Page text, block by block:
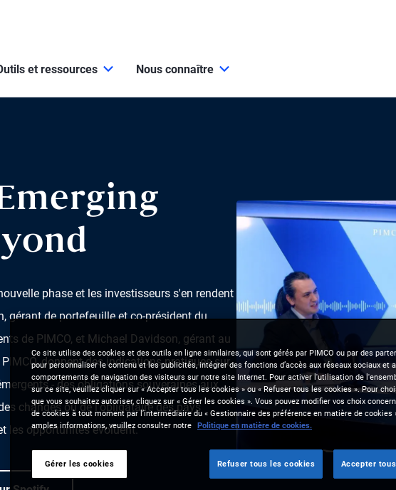
et ressources Nous connaître
phase et les investisseurs s'en rendent
gérant de portefeuille et co-président du
de PIMCO, et Michael Davidson, gérant au
donnent des indications pratiques sur
- des obligations souveraines aux
changes ou de l'obligataire des pays
les opportunités évoluent.
Ce site utilise des cookies et des outils en ligne similaires, qui sont gérés par PIMCO ou par des
pour personnaliser le contenu et les publicités, intégrer des fonctions d’accès aux réseaux sociaux et
comportements de navigation des visiteurs sur notre site Internet. Pour activer l'utilisation de
sur ce site, veuillez cliquer sur « Accepter tous les cookies » ou « Refuser tous les cookies ». Pour
que vous souhaitez autoriser, cliquez sur « Gérer les cookies ». Vous pouvez modifier vos choix
de cookies à tout moment par l’intermédiaire du « Gestionnaire des préférence en matière de cookies
amples informations, veuillez consulter notre Politique en matière de cookies.
Gérer les cookies Refuser tous les cookies Accepter